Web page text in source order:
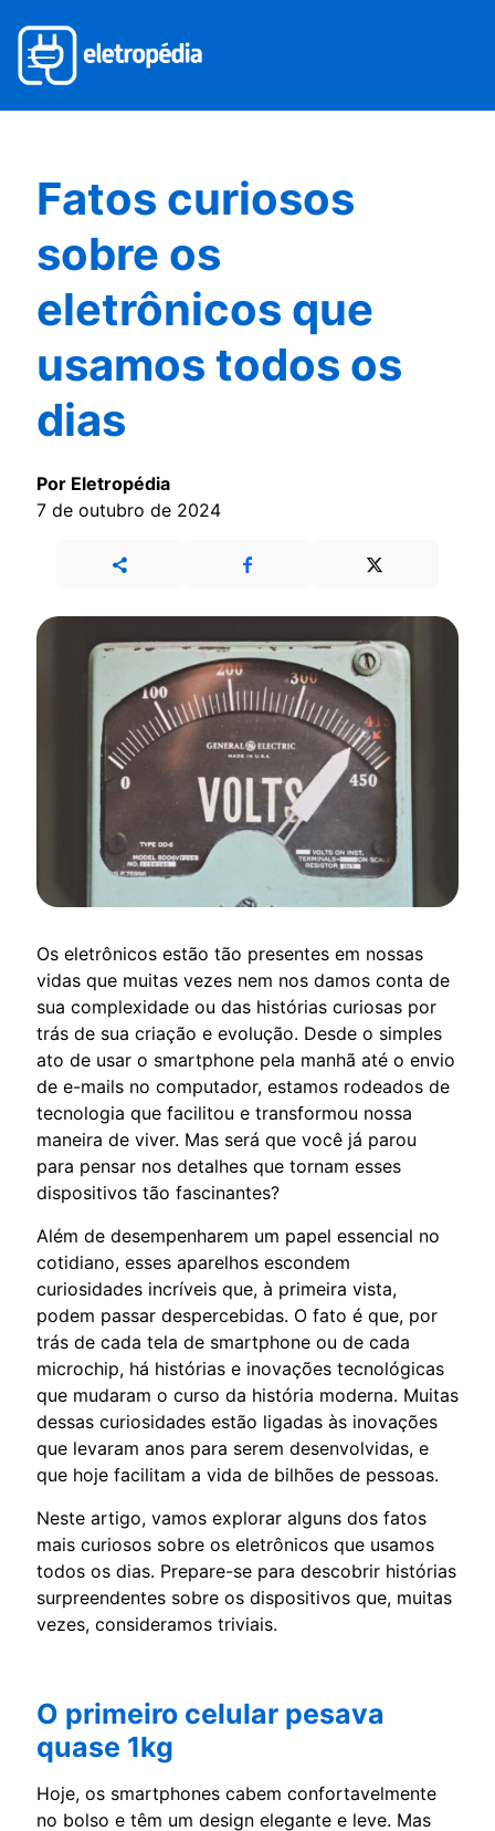
Fatos curiosos
sobre os
eletrônicos que
usamos todos os
dias
Por Eletropédia
7 de outubro de 2024
Os eletrônicos estão tão presentes em nossas
vidas que muitas vezes nem nos damos conta de
sua complexidade ou das histórias curiosas por
trás de sua criação e evolução. Desde o simples
ato de usar o smartphone pela manhã até o envio
de e-mails no computador, estamos rodeados de
tecnologia que facilitou e transformou nossa
maneira de viver. Mas será que você já parou
para pensar nos detalhes que tornam esses
dispositivos tão fascinantes?
Além de desempenharem um papel essencial no
cotidiano, esses aparelhos escondem
curiosidades incríveis que, à primeira vista,
podem passar despercebidas. O fato é que, por
trás de cada tela de smartphone ou de cada
microchip, há histórias e inovações tecnológicas
que mudaram o curso da história moderna. Muitas
dessas curiosidades estão ligadas às inovações
que levaram anos para serem desenvolvidas, e
que hoje facilitam a vida de bilhões de pessoas.
Neste artigo, vamos explorar alguns dos fatos
mais curiosos sobre os eletrônicos que usamos
todos os dias. Prepare-se para descobrir histórias
surpreendentes sobre os dispositivos que, muitas
vezes, consideramos triviais.
O primeiro celular pesava
quase 1kg
Hoje, os smartphones cabem confortavelmente
no bolso e têm um design elegante e leve. Mas